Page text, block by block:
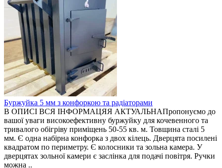
Буржуйка 5 мм з конфоркою та радіаторами
В ОПИСІ ВСЯ ІНФОРМАЦЯЯ АКТУАЛЬНАПропонуємо до
вашої уваги високоефективну буржуйку для кочевенного та
тривалого обігріву приміщень 50-55 кв. м. Товщина сталі 5
мм. Є одна набірна конфорка з двох кілець. Дверцята посилені
квадратом по периметру. Є колосники та зольна камера. У
дверцятах зольної камери є заслінка для подачі повітря. Ручки
можна ..